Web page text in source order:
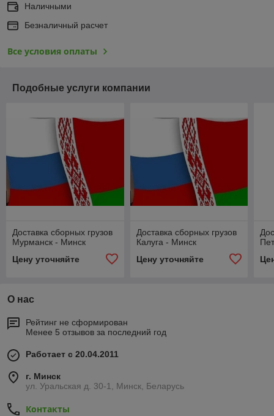
Наличными
Безналичный расчет
Все условия оплаты
Подобные услуги компании
Доставка сборных грузов
Мурманск - Минск
Цену уточняйте
Доставка сборных грузов
Калуга - Минск
Цену уточняйте
О нас
Рейтинг не сформирован
Менее 5 отзывов за последний год
Работает с 20.04.2011
г. Минск
ул. Уральская д. 30-1, Минск, Беларусь
Контакты